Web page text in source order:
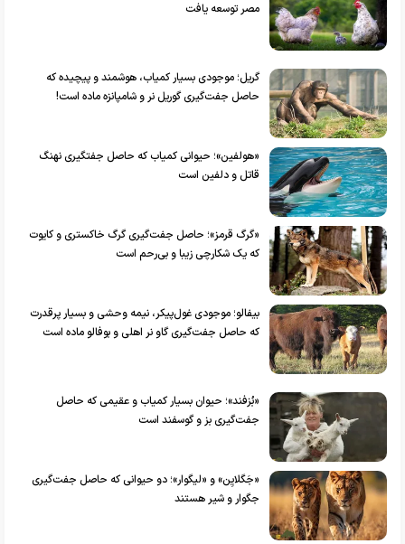
مصر توسعه یافت
گریل؛ موجودی بسیار کمیاب، هوشمند و پیچیده که
حاصل جفت‌گیری گوریل نر و شامپانزه ماده است!
«هولفین»؛ حیوانی کمیاب که حاصل جفتگیری نهنگ
قاتل و دلفین است
«گرگ قرمز»؛ حاصل جفت‌گیری گرگ خاکستری و کایوت
که یک شکارچی زیبا و بی‌رحم است
بیفالو؛ موجودی غول‌پیکر، نیمه وحشی و بسیار پرقدرت
که حاصل جفت‌گیری گاو نر اهلی و بوفالو ماده است
«بُزفند»؛ حیوان بسیار کمیاب و عقیمی که حاصل
جفت‌گیری بز و گوسفند است
«جَگلایِن» و «لیگوار»؛ دو حیوانی که حاصل جفت‌گیری
جگوار و شیر هستند